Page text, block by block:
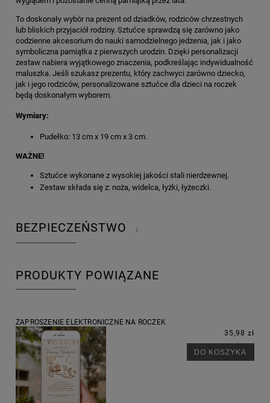
To doskonały wybór na prezent od dziadków, rodziców chrzestnych
lub bliskich przyjaciół rodziny. Sztućce sprawdzą się zarówno jako
codzienne akcesorium do nauki samodzielnego jedzenia, jak i jako
symboliczna pamiątka z pierwszych urodzin. Dzięki personalizacji
zestaw nabiera wyjątkowego znaczenia, podkreślając indywidualność
maluszka. Jeśli szukasz prezentu, który zachwyci zarówno dziecko,
jak i jego rodziców, personalizowane sztućce dla dzieci na roczek
będą doskonałym wyborem.
Wymiary:
Pudełko: 13 cm x 19 cm x 3 cm.
WAŻNE!
Sztućce wykonane z wysokiej jakości stali nierdzewnej.
Zestaw składa się z: noża, widelca, łyżki, łyżeczki.
BEZPIECZEŃSTWO ↓
PRODUKTY POWIĄZANE
ZAPROSZENIE ELEKTRONICZNE NA ROCZEK
35,98 zł
DO KOSZYKA